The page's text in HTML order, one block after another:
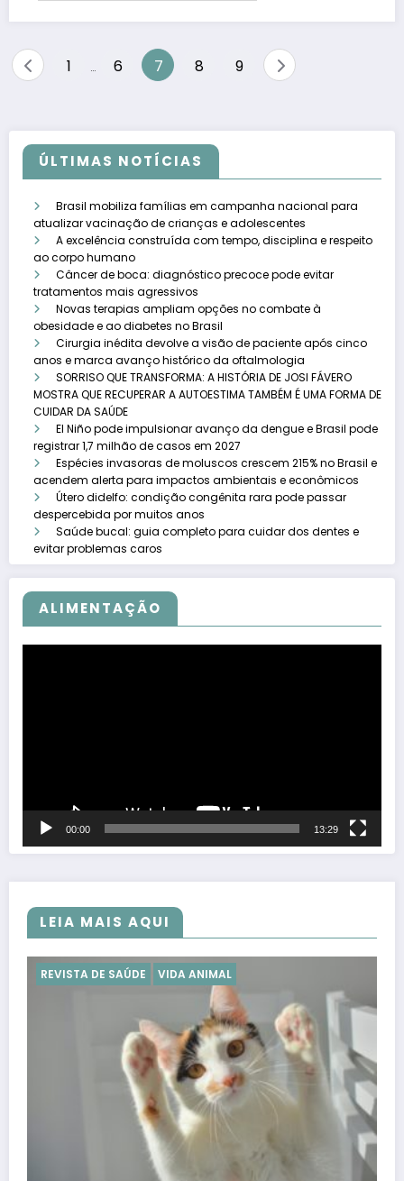
Paginação
1 … 6 7 8 9
ÚLTIMAS NOTÍCIAS
Brasil mobiliza famílias em campanha nacional para
atualizar vacinação de crianças e adolescentes
A excelência construída com tempo, disciplina e respeito
ao corpo humano
Câncer de boca: diagnóstico precoce pode evitar
tratamentos mais agressivos
Novas terapias ampliam opções no combate à
obesidade e ao diabetes no Brasil
Cirurgia inédita devolve a visão de paciente após cinco
anos e marca avanço histórico da oftalmologia
SORRISO QUE TRANSFORMA: A HISTÓRIA DE JOSI FÁVERO
MOSTRA QUE RECUPERAR A AUTOESTIMA TAMBÉM É UMA FORMA DE
CUIDAR DA SAÚDE
El Niño pode impulsionar avanço da dengue e Brasil pode
registrar 1,7 milhão de casos em 2027
Espécies invasoras de moluscos crescem 215% no Brasil e
acendem alerta para impactos ambientais e econômicos
Útero didelfo: condição congênita rara pode passar
despercebida por muitos anos
Saúde bucal: guia completo para cuidar dos dentes e
evitar problemas caros
ALIMENTAÇÃO
00:00 13:29
LEIA MAIS AQUI
REVISTA DE SAÚDE VIDA ANIMAL